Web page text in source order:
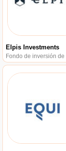
Elpis Investments
Fondo de inversión